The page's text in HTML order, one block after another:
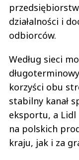
działalności i
odbiorców.
Według sieci
korzyści obu
stabilny kanał
eksportu, a
na polskich
kraju, jak i za